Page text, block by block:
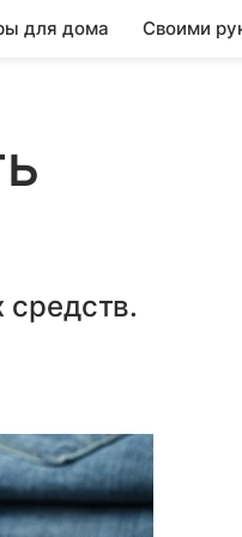
для дома Своими